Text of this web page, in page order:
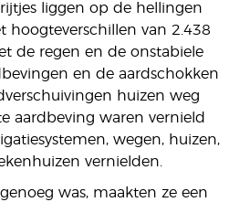
liggen op de hellingen
hoogteverschillen van 2.438
de regen en de onstabiele
en de aardschokken
huizen weg
aardbeving waren vernield
wegen, huizen,
vernielden.
was, maakten ze een